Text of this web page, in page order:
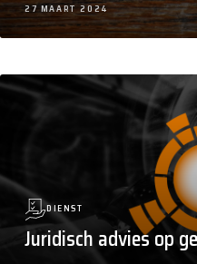
27 MAART 2024
DIENST
Juridisch advies op